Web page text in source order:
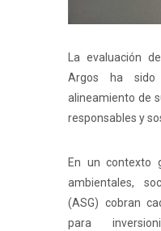
La evaluación
Argos ha sido
alineamiento de
responsables y
En un contexto
ambientales,
(ASG) cobran
para